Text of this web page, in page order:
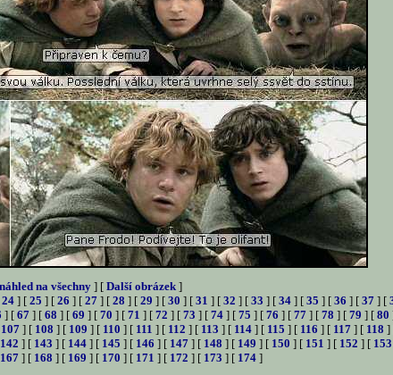
na všechny ] [ Další obrázek ]
24 ] [ 25 ] [ 26 ] [ 27 ] [ 28 ] [ 29 ] [ 30 ] [ 31 ] [ 32 ] [ 33 ] [ 34 ] [ 35 ] [ 36 ] [ 37 ] [
] [ 67] [ 68 ] [ 69 ] [ 70 ] [ 71 ] [ 72 ] [ 73 ] [ 74] [ 75 ] [ 76 ] [ 77] [ 78 ] [ 79 ] [ 80
107 ] [ 108 ] [ 109 ] [ 110 ] [ 111 ] [ 112 ] [ 113 ] [ 114 ] [ 115 ] [ 116 ] [ 117 ] [ 118 ]
142 ] [ 143 ] [ 144] [ 145 ] [ 146 ] [ 147] [ 148 ] [ 149 ] [ 150 ] [ 151 ] [ 152 ] [ 153
167] [ 168 ] [ 169 ] [ 170 ] [ 171 ] [ 172 ] [ 173 ] [ 174]